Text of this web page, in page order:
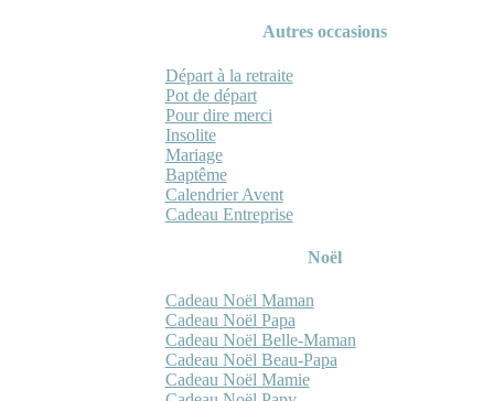
Autres occasions
Départ à la retraite
Pot de départ
Pour dire merci
Insolite
Mariage
Baptême
Calendrier Avent
Cadeau Entreprise
Noël
Cadeau Noël Maman
Cadeau Noël Papa
Cadeau Noël Belle-Maman
Cadeau Noël Beau-Papa
Cadeau Noël Mamie